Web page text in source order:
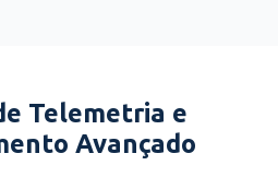
Telemetria e
Avançado